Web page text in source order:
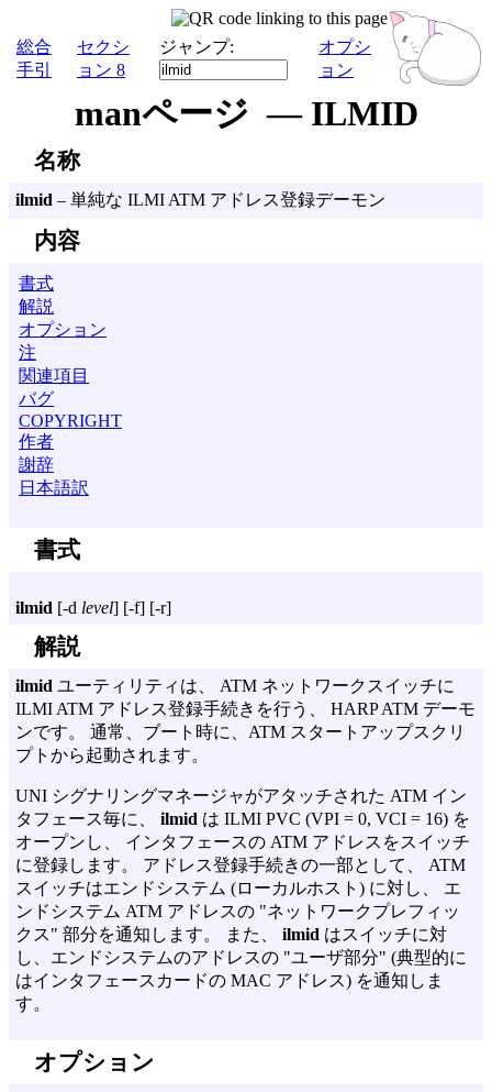
総合
手引
セクシ
ョン 8
ジャンプ:
オプシ
ョン
manページ — ILMID
名称
ilmid – 単純な ILMI ATM アドレス登録デーモン
内容
書式
解説
オプション
注
関連項目
バグ
COPYRIGHT
作者
謝辞
日本語訳
書式
ilmid [-d level] [-f] [-r]
解説
ilmid ユーティリティは、 ATM ネットワークスイッチに
ILMI ATM アドレス登録手続きを行う、 HARP ATM デーモ
ンです。 通常、ブート時に、ATM スタートアップスクリ
プトから起動されます。
UNI シグナリングマネージャがアタッチされた ATM イン
タフェース毎に、 ilmid は ILMI PVC (VPI = 0, VCI = 16) を
オープンし、 インタフェースの ATM アドレスをスイッチ
に登録します。 アドレス登録手続きの一部として、 ATM
スイッチはエンドシステム (ローカルホスト) に対し、 エ
ンドシステム ATM アドレスの "ネットワークプレフィッ
クス" 部分を通知します。 また、 ilmid はスイッチに対
し、エンドシステムのアドレスの "ユーザ部分" (典型的に
はインタフェースカードの MAC アドレス) を通知しま
す。
オプション